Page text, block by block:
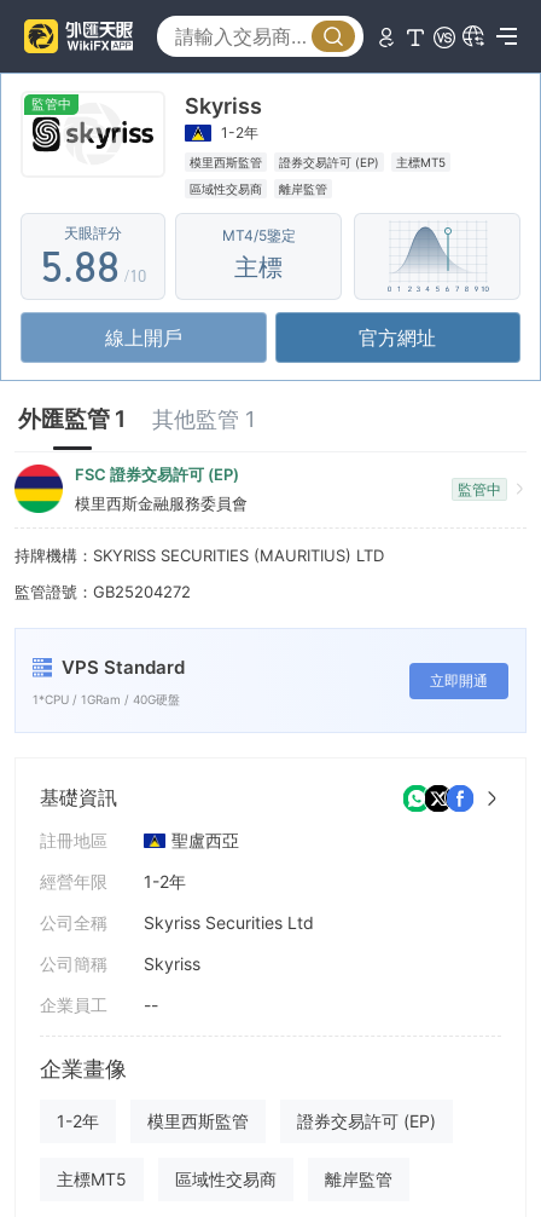
監管中 Skyriss
1-2年
模里西斯監管 證券交易許可 (EP)
主標MT5
區域性交易商
離岸監管
天眼評分
0
1
2
3
4
5
6
7
8
9
.
3
4
5
7
8
9
3
4
5
7
8
9
/10
MT4/5鑒定
主標
線上開戶 官方網址
外匯監管 1 其他監管 1
FSC 證券交易許可 (EP)
模里西斯金融服務委員會
監管中
持牌機構：SKYRISS SECURITIES (MAURITIUS) LTD
監管證號：GB25204272
VPS Standard
1*CPU / 1GRam / 40G硬盤
立即開通
基礎資訊
註冊地區
聖盧西亞
經營年限
1-2年
公司全稱
Skyriss Securities Ltd
公司簡稱
Skyriss
企業員工
--
企業畫像
1-2年 模里西斯監管 證券交易許可 (EP)
主標MT5 區域性交易商 離岸監管